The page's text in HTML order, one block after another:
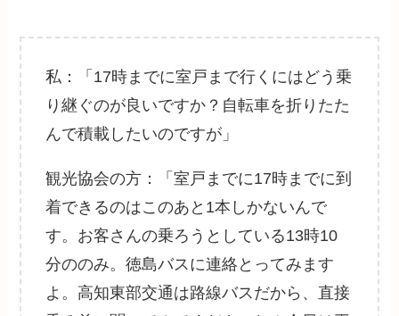
私：「17時までに室戸まで行くにはどう乗
り継ぐのが良いですか？自転車を折りたた
んで積載したいのですが」
観光協会の方：「室戸までに17時までに到
着できるのはこのあと1本しかないんで
す。お客さんの乗ろうとしている13時10
分ののみ。徳島バスに連絡とってみます
よ。高知東部交通は路線バスだから、直接